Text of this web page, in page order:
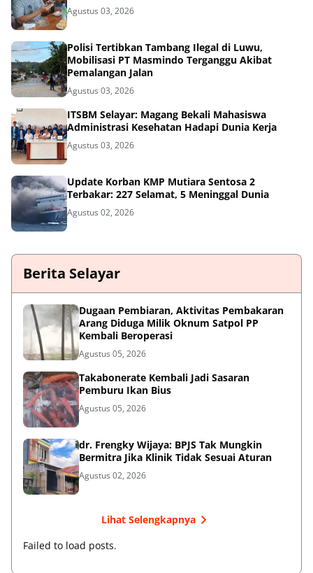
Agustus 03, 2026
Polisi Tertibkan Tambang Ilegal di Luwu,
Mobilisasi PT Masmindo Terganggu Akibat
Pemalangan Jalan
Agustus 03, 2026
ITSBM Selayar: Magang Bekali Mahasiswa
Administrasi Kesehatan Hadapi Dunia Kerja
Agustus 03, 2026
Update Korban KMP Mutiara Sentosa 2
Terbakar: 227 Selamat, 5 Meninggal Dunia
Agustus 02, 2026
Berita Selayar
Dugaan Pembiaran, Aktivitas Pembakaran
Arang Diduga Milik Oknum Satpol PP
Kembali Beroperasi
Agustus 05, 2026
Takabonerate Kembali Jadi Sasaran
Pemburu Ikan Bius
Agustus 05, 2026
dr. Frengky Wijaya: BPJS Tak Mungkin
Bermitra Jika Klinik Tidak Sesuai Aturan
Agustus 02, 2026
Lihat Selengkapnya
Failed to load posts.